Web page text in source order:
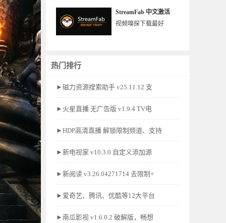
StreamFab 中文激活
视频嗅探下载最好
热门排行
►磁力资源搜索助手 v25.11.12 支
►火星直播 无广告版 v1.9.4 TV电
►HDP高清直播 解锁限制频道、支持
►新电视家 v10.3.0 自定义添加源
►新阅读 v3.26.04271714 去限制+
►爱奇艺、腾讯、优酷等12大平台
►南瓜影视 v1.6.0.2 破解版，畅想